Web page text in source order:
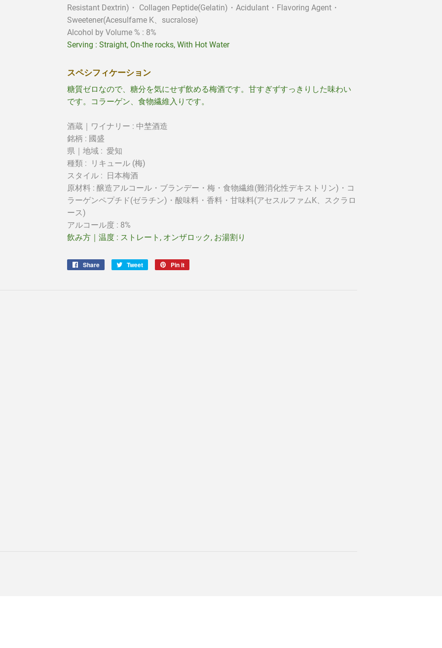
Resistant Dextrin)・ Collagen Peptide(Gelatin)・Acidulant・Flavoring Agent・
Sweetener(Acesulfame K、sucralose)
Alcohol by Volume % : 8%
Serving : Straight, On-the rocks, With Hot Water
スペシフィケーション
糖質ゼロなので、糖分を気にせず飲める梅酒です。甘すぎずすっきりした味わい
です。コラーゲン、食物繊維入りです。
酒蔵｜ワイナリー : 中埜酒造
銘柄 : 國盛
県｜地域 : 愛知
種類 :
リキュール (梅)
スタイル : 日本梅酒
原材料 : 醸造アルコール・ブランデー・梅・食物繊維(難消化性デキストリン)・コ
ラーゲンペプチド(ゼラチン)・酸味料・香料・甘味料(アセスルファムK、スクラロ
ース)
アルコール度 : 8%
飲み方｜温度 : ストレート, オンザロック, お湯割り
Share
Share
Tweet
Tweet
Pin it